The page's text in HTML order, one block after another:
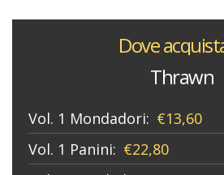
Dove
Thrawn
Vol. 1 Mondadori: €13,60
Vol. 1 Panini: €22,80